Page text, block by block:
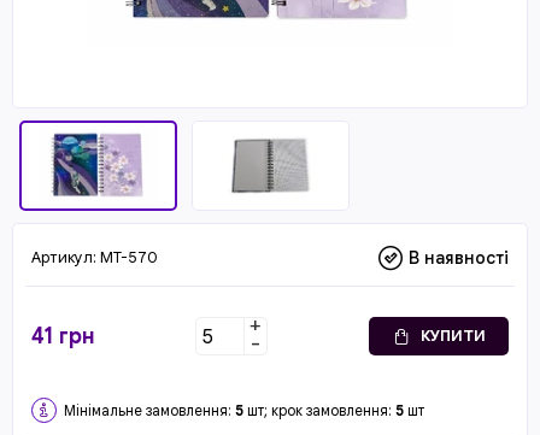
Артикул: MT-570 В наявності
41 грн +
- КУПИТИ
Мінімальне замовлення: 5 шт; крок замовлення: 5 шт